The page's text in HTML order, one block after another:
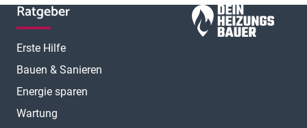
Ratgeber
Erste Hilfe
Bauen & Sanieren
Energie sparen
Wartung